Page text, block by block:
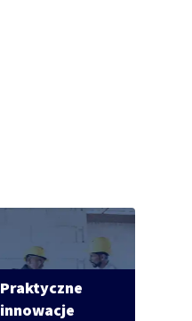
Praktyczne
innowacje